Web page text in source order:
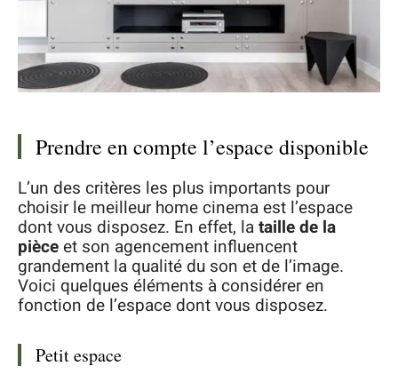
Prendre en compte l’espace disponible
L’un des critères les plus importants pour
choisir le meilleur home cinema est l’espace
dont vous disposez. En effet, lataille de la
pièceet son agencement influencent
grandement la qualité du son et de l’image.
Voici quelques éléments à considérer en
fonction de l’espace dont vous disposez.
Petit espace